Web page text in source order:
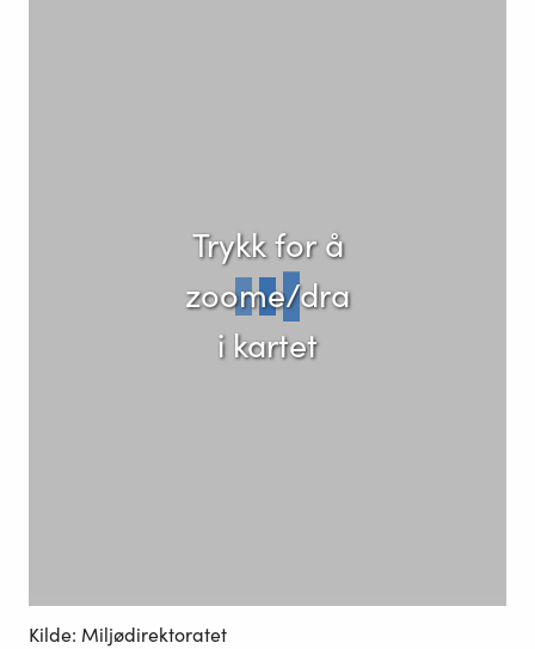
Trykk for å
zoome/dra
i kartet
Kilde: Miljødirektoratet